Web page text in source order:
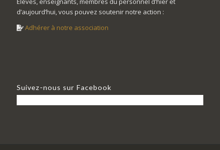
d’aujourd’hui, vous pouvez soutenir notre action :
Adhérer à notre association
Suivez-nous sur Facebook